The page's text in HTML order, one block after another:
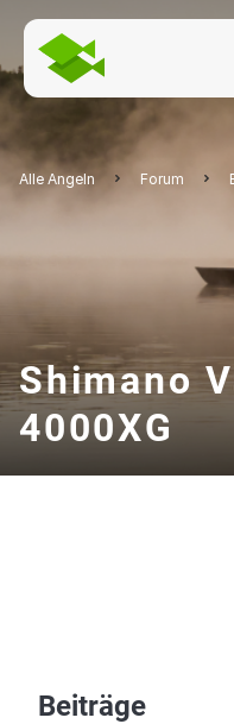
Alle Angeln Forum
Shimano
4000XG
Beiträge